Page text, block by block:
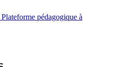
Plateforme pédagogique à